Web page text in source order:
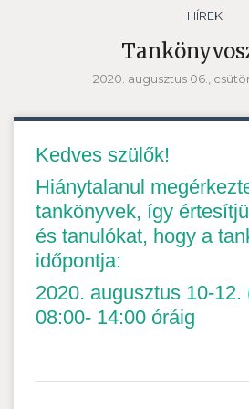
HÍREK
2020. augusztus 06.,
Kedves szülők!
Hiánytalanul
tankönyvek, így
és tanulókat, hogy a
időpontja:
2020. augusztus 10-12.
08:00- 14:00 óráig